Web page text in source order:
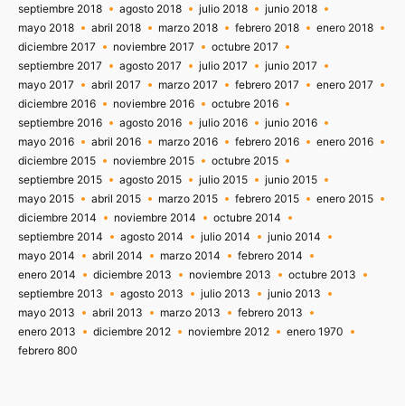
septiembre 2018
agosto 2018 julio 2018
junio 2018
mayo 2018
abril 2018 marzo 2018 febrero 2018
enero 2018
diciembre 2017
noviembre 2017
octubre 2017
septiembre 2017
agosto 2017 julio 2017
junio 2017
mayo 2017
abril 2017 marzo 2017 febrero 2017
enero 2017
diciembre 2016
noviembre 2016
octubre 2016
septiembre 2016
agosto 2016 julio 2016
junio 2016
mayo 2016
abril 2016 marzo 2016 febrero 2016
enero 2016
diciembre 2015
noviembre 2015
octubre 2015
septiembre 2015
agosto 2015 julio 2015
junio 2015
mayo 2015
abril 2015 marzo 2015 febrero 2015
enero 2015
diciembre 2014
noviembre 2014
octubre 2014
septiembre 2014
agosto 2014 julio 2014
junio 2014
mayo 2014
abril 2014 marzo 2014
febrero 2014
enero 2014
diciembre 2013 noviembre 2013
octubre 2013
septiembre 2013
agosto 2013 julio 2013
junio 2013
mayo 2013
abril 2013 marzo 2013
febrero 2013
enero 2013
diciembre 2012 noviembre 2012
enero 1970
febrero 800